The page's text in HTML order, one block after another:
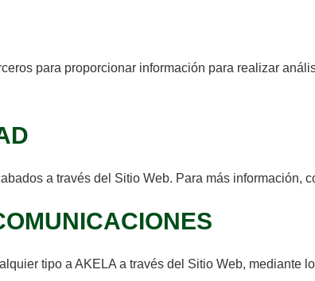
para proporcionar información para realizar
a través del Sitio Web. Para más información,
tipo a AKELA a través del Sitio Web, mediante